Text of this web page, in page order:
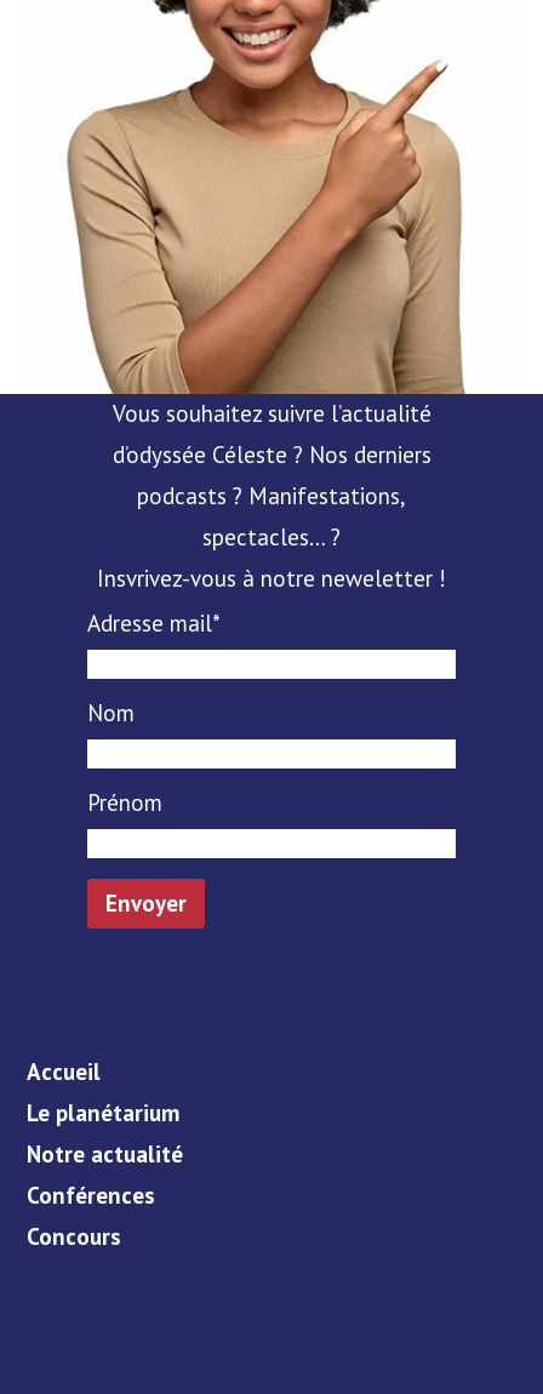
Vous souhaitez suivre l’actualité
d’odyssée Céleste ? Nos derniers
podcasts ? Manifestations,
spectacles… ?
Insvrivez-vous à notre neweletter !
Adresse mail*
Nom
Prénom
Accueil
Le planétarium
Notre actualité
Conférences
Concours